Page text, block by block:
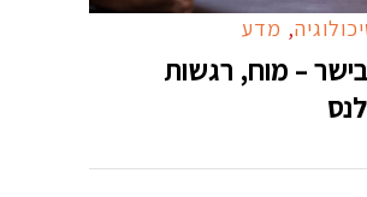
, מדע
– מוח, רגשות